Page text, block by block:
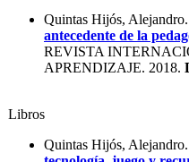
Quintas Hijós, Alejandro.
antecedente de la
REVISTA
APRENDIZAJE. 2018.
Libros
Quintas Hijós, Alejandro.